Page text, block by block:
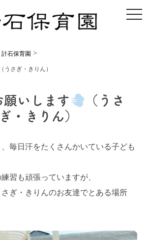
計石保育園 >
（うさぎ・きりん）
いします
（うさ
ぎ・きりん）
毎日汗をたくさんかいている子ども
習も頑張っていますが、
ぎ・きりんのお友達でとある場所